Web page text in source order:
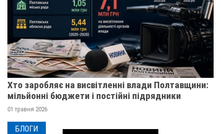
Хто заробляє на висвітленні влади Полтавщини:
мільйонні бюджети і постійні підрядники
01 травня 2026
БЛОГИ